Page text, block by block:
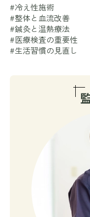
#冷え性施術
#整体と血流改善
#鍼灸と温熱療法
#医療検査の重要性
#生活習慣の見直し